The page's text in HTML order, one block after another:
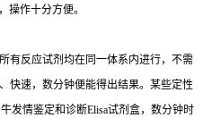
操作十分方便。
有反应试剂均在同一体系内进行，不需
快速，数分钟便能得出结果。某些定性
发情鉴定和诊断Elisa试剂盒，数分钟时